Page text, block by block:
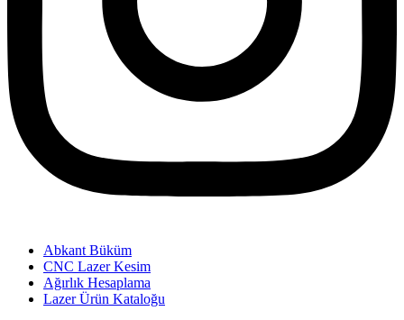
Abkant Büküm
CNC Lazer Kesim
Ağırlık Hesaplama
Lazer Ürün Kataloğu